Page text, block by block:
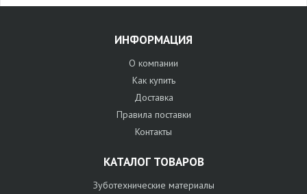
ИНФОРМАЦИЯ
О компании
Как купить
Доставка
Правила поставки
Контакты
КАТАЛОГ ТОВАРОВ
Зуботехнические материалы